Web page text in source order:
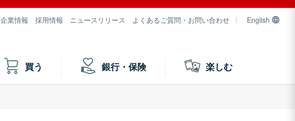
企業情報 採用情報 ニュースリリース よくあるご質問・お問い合わせ English
買う 銀行・保険 楽しむ